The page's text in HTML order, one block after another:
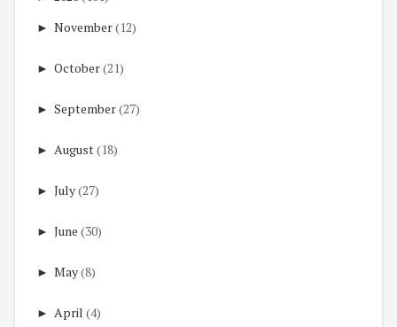
► November(12)
► October(21)
► September(27)
► August(18)
► July(27)
► June (30)
► May(8)
► April (4)